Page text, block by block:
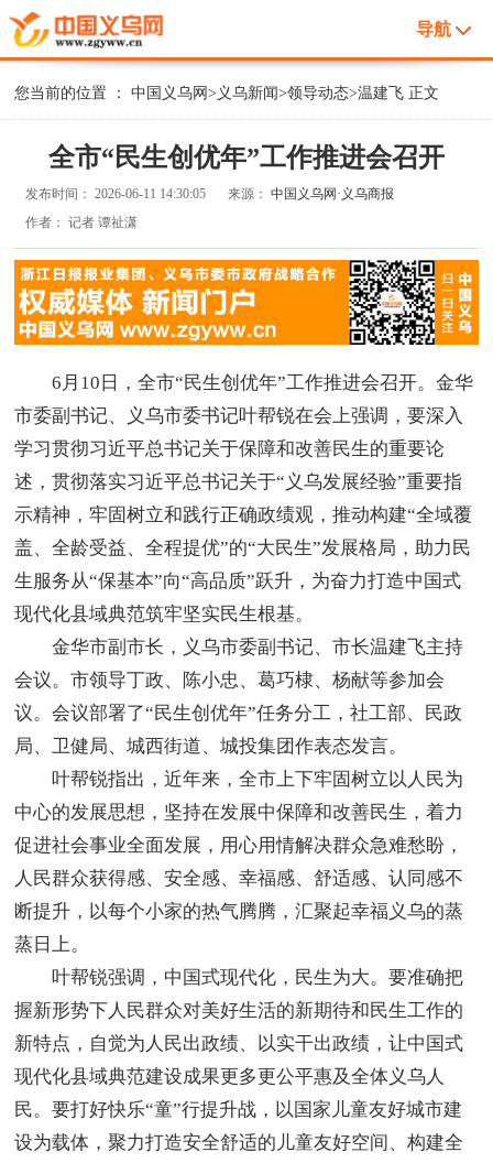
导航
您当前的位置 ：中国义乌网> 义乌新闻>领导动态>温建飞 正文
全市“民生创优年”工作推进会召开
发布时间：2026-06-11 14:30:05 来源：中国义乌网·义乌商报
作者：记者 谭祉潇
6月10日，全市“民生创优年”工作推进会召开。金华
市委副书记、义乌市委书记叶帮锐在会上强调，要深入
学习贯彻习近平总书记关于保障和改善民生的重要论
述，贯彻落实习近平总书记关于“义乌发展经验”重要指
示精神，牢固树立和践行正确政绩观，推动构建“全域覆
盖、全龄受益、全程提优”的“大民生”发展格局，助力民
生服务从“保基本”向“高品质”跃升，为奋力打造中国式
现代化县域典范筑牢坚实民生根基。
金华市副市长，义乌市委副书记、市长温建飞主持
会议。市领导丁政、陈小忠、葛巧棣、杨献等参加会
议。会议部署了“民生创优年”任务分工，社工部、民政
局、卫健局、城西街道、城投集团作表态发言。
叶帮锐指出，近年来，全市上下牢固树立以人民为
中心的发展思想，坚持在发展中保障和改善民生，着力
促进社会事业全面发展，用心用情解决群众急难愁盼，
人民群众获得感、安全感、幸福感、舒适感、认同感不
断提升，以每个小家的热气腾腾，汇聚起幸福义乌的蒸
蒸日上。
叶帮锐强调，中国式现代化，民生为大。要准确把
握新形势下人民群众对美好生活的新期待和民生工作的
新特点，自觉为人民出政绩、以实干出政绩，让中国式
现代化县域典范建设成果更多更公平惠及全体义乌人
民。要打好快乐“童”行提升战，以国家儿童友好城市建
设为载体，聚力打造安全舒适的儿童友好空间、构建全